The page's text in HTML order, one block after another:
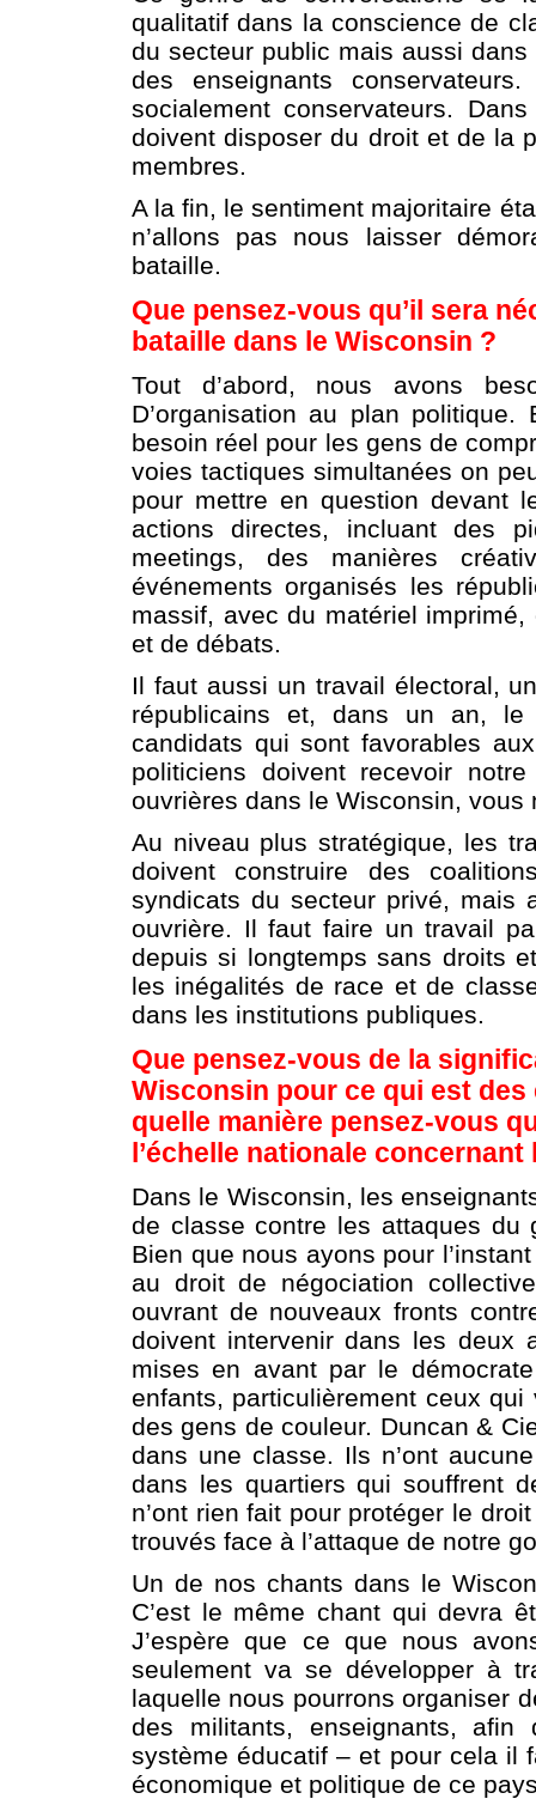
qualitatif dans la conscience de
du secteur public mais aussi
des enseignants
socialement conservateurs.
doivent disposer du droit et de la
membres.
A la fin, le sentiment majoritaire
n’allons pas nous laisser
bataille.
Que pensez-vous qu’il sera
bataille dans le Wisconsin ?
Tout d’abord, nous avons
D’organisation au plan
besoin réel pour les gens de
voies tactiques simultanées on
pour mettre en question devant
actions directes, incluant des
meetings, des manières
événements organisés les
massif, avec du matériel imprimé,
et de débats.
Il faut aussi un travail électoral,
républicains et, dans un an, le
candidats qui sont favorables
politiciens doivent recevoir
ouvrières dans le Wisconsin, vous
Au niveau plus stratégique, les
doivent construire des
syndicats du secteur privé, mais
ouvrière. Il faut faire un travail
depuis si longtemps sans droits
les inégalités de race et de
dans les institutions publiques.
Que pensez-vous de la
Wisconsin pour ce qui est
quelle manière pensez-vous
l’échelle nationale
Dans le Wisconsin, les
de classe contre les attaques du
Bien que nous ayons pour
au droit de négociation
ouvrant de nouveaux fronts
doivent intervenir dans les deux
mises en avant par le
enfants, particulièrement ceux
des gens de couleur. Duncan &
dans une classe. Ils n’ont
dans les quartiers qui souffrent
n’ont rien fait pour protéger le
trouvés face à l’attaque de notre
Un de nos chants dans le
C’est le même chant qui devra
J’espère que ce que nous
seulement va se développer à
laquelle nous pourrons organiser
des militants, enseignants,
système éducatif – et pour cela il
économique et politique de ce